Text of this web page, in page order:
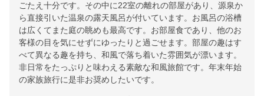
ごたえ十分です。その中に22室の離れの部屋があり、源泉か
ら直接引いた温泉の露天風呂が付いています。お風呂の浴槽
は広くてまた庭の眺めも最高です。お部屋食であり、他のお
客様の目を気にせずにゆったりと過ごせます。部屋の趣はす
べて異なる趣を持ち、和風で落ち着いた雰囲気が漂います。
非日常をたっぷりと味わえる素敵な和風旅館です。年末年始
の家族旅行に是非お奨めしたいです。